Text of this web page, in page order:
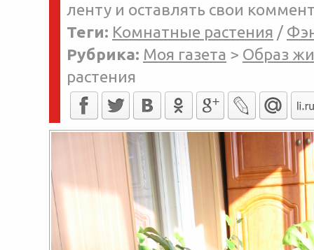
ленту и оставлять свои
Теги: Комнатные растения /
Рубрика: Моя газета > Образ
растения